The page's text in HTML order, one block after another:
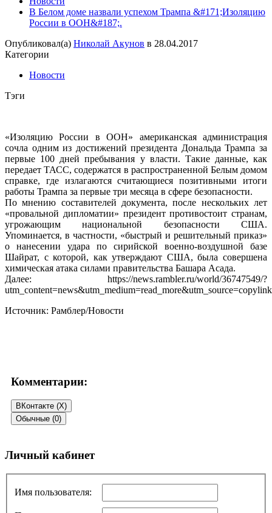
В Белом доме назвали успехом Трампа &#171;Изоляцию
России в ООН&#187;.
Опубликовал(а) Николай Акунов в 28.04.2017
Категории
Новости
Тэги
«Изоляцию России в ООН» американская администрация
сочла одним из достижений президента Дональда Трампа за
первые 100 дней пребывания у власти. Такие данные, как
передает ТАСС, содержатся в распространенной Белым домом
справке, где излагаются считающиеся позитивными итоги
работы Трампа за первые три месяца в сфере безопасности.
По мнению составителей документа, после нескольких лет
«провальной дипломатии» президент противостоит странам,
угрожающим национальной безопасности США.
Упоминается, в частности, «быстрый и решительный приказ»
о нанесении удара по сирийской военно-воздушной базе
Шайрат, с которой, как утверждают США, была совершена
химическая атака силами правительства Башара Асада.
Далее: https://news.rambler.ru/world/36747549/?
utm_content=news&utm_medium=read_more&utm_source=copylink
Источник: Рамблер/Новости
Комментарии:
ВКонтакте (X)
Обычные (0)
Добавить комментарий
помечены*
Комментарий
Личный кабинет
Имя пользователя: